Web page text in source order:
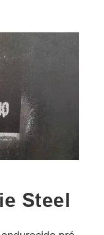
Steel